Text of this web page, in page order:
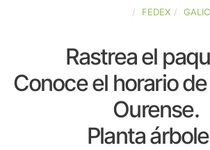
FEDEX
Rastrea el
Conoce el horario
Ourense.
Planta